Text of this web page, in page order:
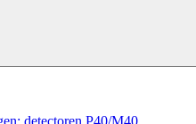
detectoren P40/M40